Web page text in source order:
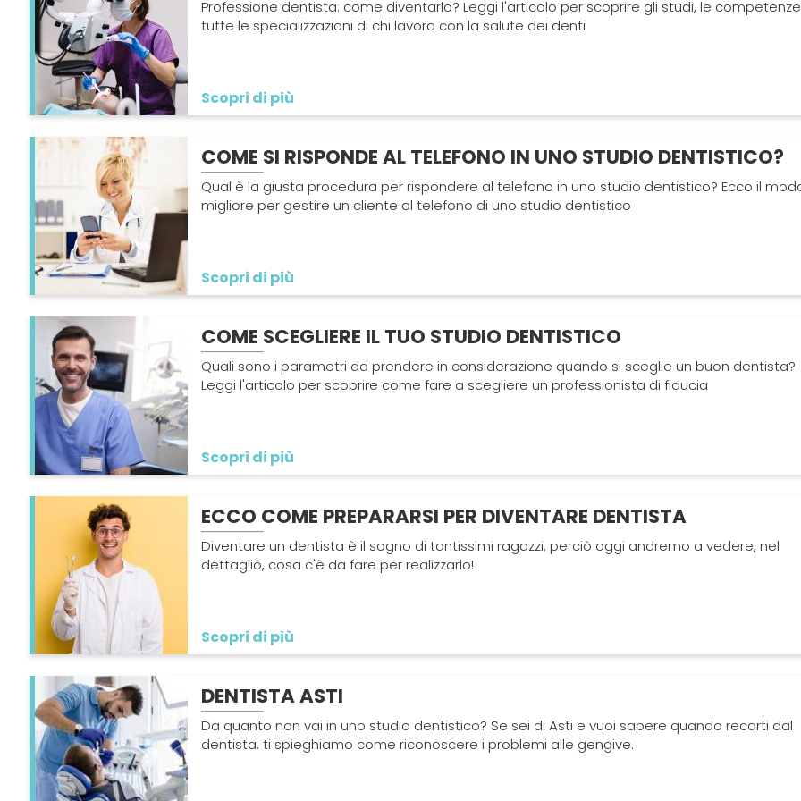
Professione dentista: come diventarlo? Leggi l'articolo per scoprire gli studi, le
tutte le specializzazioni di chi lavora con la salute dei denti
Scopri di più
COME SI RISPONDE AL TELEFONO IN UNO STUDIO DENTISTICO?
Qual è la giusta procedura per rispondere al telefono in uno studio dentistico? Ecco il
migliore per gestire un cliente al telefono di uno studio dentistico
Scopri di più
COME SCEGLIERE IL TUO STUDIO DENTISTICO
Quali sono i parametri da prendere in considerazione quando si sceglie un buon dentista?
Leggi l'articolo per scoprire come fare a scegliere un professionista di fiducia
Scopri di più
ECCO COME PREPARARSI PER DIVENTARE DENTISTA
Diventare un dentista è il sogno di tantissimi ragazzi, perciò oggi andremo a vedere, nel
dettaglio, cosa c'è da fare per realizzarlo!
Scopri di più
DENTISTA ASTI
Da quanto non vai in uno studio dentistico? Se sei di Asti e vuoi sapere quando recarti dal
dentista, ti spieghiamo come riconoscere i problemi alle gengive.